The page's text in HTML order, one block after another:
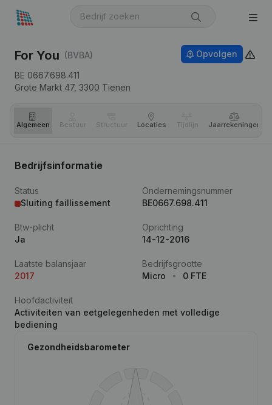
For You (BVBA)
BE 0667.698.411
Grote Markt 47, 3300 Tienen
Opvolgen
Algemeen Bestuur Structuur Locaties Tijdlijn Jaar­rekeningen
Bedrijfsinformatie
Status
Sluiting faillissement
Ondernemingsnummer
BE0667.698.411
Btw-plicht
Ja
Oprichting
14-12-2016
Laatste balansjaar
2017
Bedrijfsgrootte
Micro
0 FTE
Hoofdactiviteit
Activiteiten van eetgelegenheden met volledige
bediening
Gezondheidsbarometer